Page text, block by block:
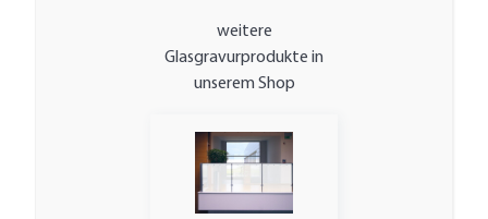
weitere
Glasgravurprodukte in